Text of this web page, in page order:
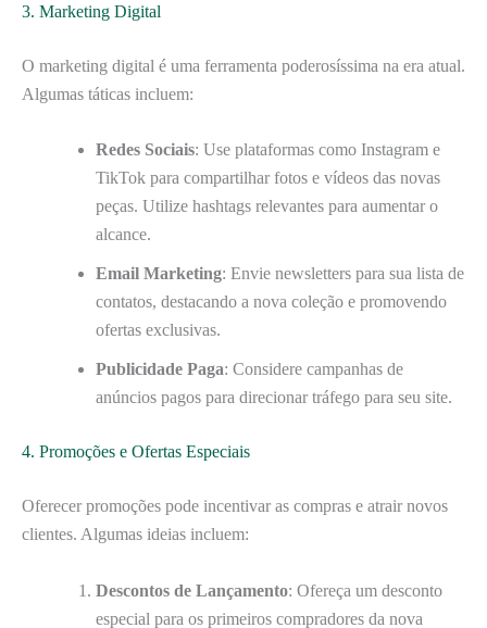
3. Marketing Digital
O marketing digital é uma ferramenta poderosíssima na era atual.
Algumas táticas incluem:
Redes Sociais: Use plataformas como Instagram e
TikTok para compartilhar fotos e vídeos das novas
peças. Utilize hashtags relevantes para aumentar o
alcance.
Email Marketing: Envie newsletters para sua lista de
contatos, destacando a nova coleção e promovendo
ofertas exclusivas.
Publicidade Paga: Considere campanhas de
anúncios pagos para direcionar tráfego para seu site.
4. Promoções e Ofertas Especiais
Oferecer promoções pode incentivar as compras e atrair novos
clientes. Algumas ideias incluem:
Descontos de Lançamento: Ofereça um desconto
especial para os primeiros compradores da nova